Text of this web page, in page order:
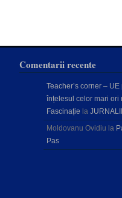
Comentarii recente
Teacher’s corner – UE
înțelesul celor mari ori
Fascinație la
Moldovanu Ovidiu la
Pas